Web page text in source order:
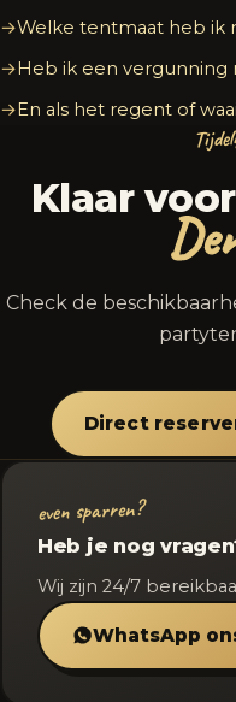
Welke tentmaat heb ik
Heb ik een vergunning
En als het regent of
Klaar
Check de
Direct
even sparren?
Heb je nog
Wij zijn 24/7
WhatsApp